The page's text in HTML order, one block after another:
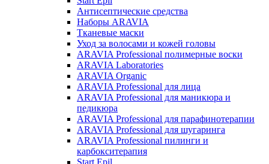
Антисептические средства
Наборы ARAVIA
Тканевые маски
Уход за волосами и кожей головы
ARAVIA Professional полимерные воски
ARAVIA Laboratories
ARAVIA Organic
ARAVIA Professional для лица
ARAVIA Professional для маникюра и
педикюра
ARAVIA Professional для парафинотерапии
ARAVIA Professional для шугаринга
ARAVIA Professional пилинги и
карбокситерапия
Start Epil